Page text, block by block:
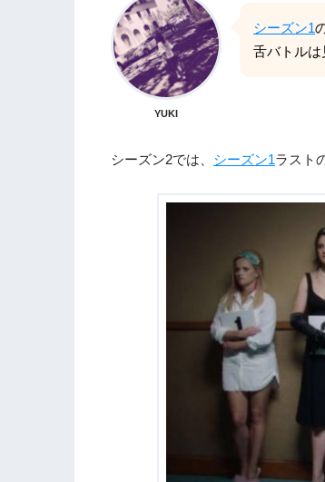
YUKI
シーズン1
舌バトルは
シーズン2では、 シーズン1ラスト